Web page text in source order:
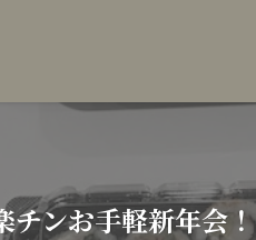
チンお手軽新年会！